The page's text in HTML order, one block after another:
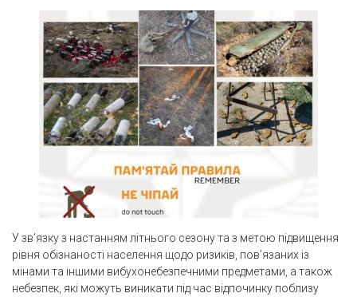
У зв’язку з настанням літнього сезону та з метою підвищення
рівня обізнаності населення щодо ризиків, пов’язаних із
мінами та іншими вибухонебезпечними предметами, а також
небезпек, які можуть виникати під час відпочинку поблизу